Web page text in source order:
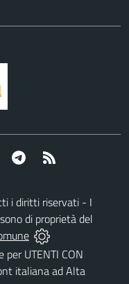
YouTube Telegram
i diritti riservati - I
di proprietà del
UTENTI CON
italiana ad Alta